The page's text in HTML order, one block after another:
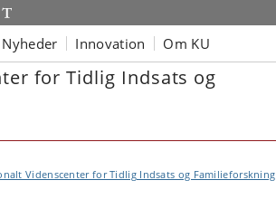
Nyheder Innovation Om KU
for Tidlig Indsats og
Videnscenter for Tidlig Indsats og Familieforskning